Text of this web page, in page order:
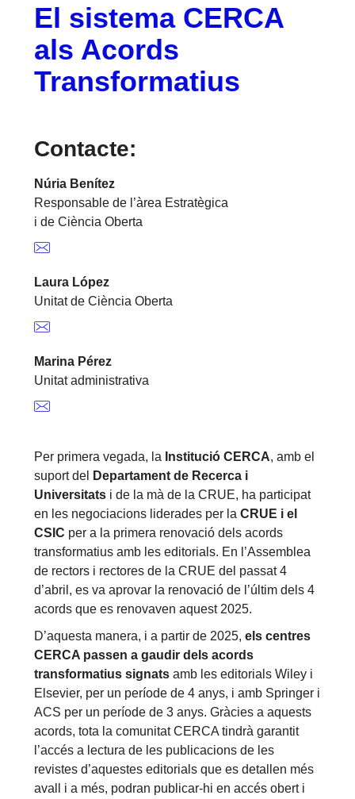
El sistema CERCA
als Acords
Transformatius
Contacte:
Núria Benítez
Responsable de l’àrea Estratègica
i de Ciència Oberta
Laura López
Unitat de Ciència Oberta
Marina Pérez
Unitat administrativa
Per primera vegada, la Institució CERCA, amb el
suport del
Departament de Recerca i
Universitats i de la mà de la CRUE, ha participat
en les negociacions liderades per laCRUE i el
CSIC per a la primera renovació dels acords
transformatius amb les editorials. En l’Assemblea
de rectors i rectores de la CRUE del passat 4
d’abril, es va aprovar la renovació de l’últim dels 4
acords que es renovaven aquest 2025.
D’aquesta manera, i a partir de 2025,els centres
CERCA passen a gaudir dels acords
transformatius signats amb les editorials Wiley i
Elsevier, per un període de 4 anys, i amb Springer i
ACS per un període de 3 anys. Gràcies a aquests
acords, tota la comunitat CERCA tindrà garantit
l’accés a lectura de les publicacions de les
revistes d’aquestes editorials que es detallen més
avall i a més, podran publicar-hi en accés obert i